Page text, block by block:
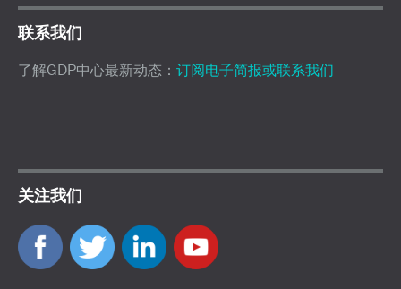
联系我们
了解GDP中心最新动态： 订阅电子简报或联系我们
关注我们